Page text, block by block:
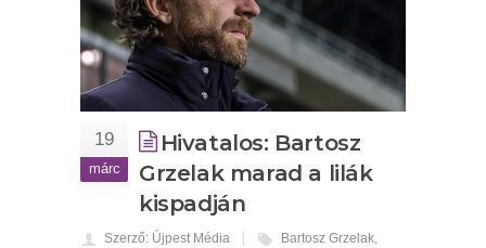
19
márc
Hivatalos: Bartosz
Grzelak marad a lilák
kispadján
Szerző: Újpest Média Bartosz Grzelak,